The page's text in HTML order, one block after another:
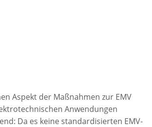
Aspekt der Maßnahmen zur EMV
Anwendungen
Da es keine standardisierten EMV-